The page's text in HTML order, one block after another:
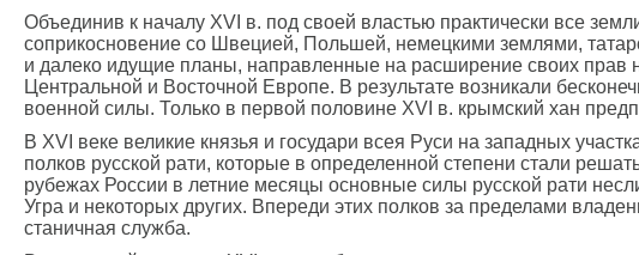
Объединив к началу XVI в. под своей властью практически все
соприкосновение со Швецией, Польшей, немецкими землями,
и далеко идущие планы, направленные на расширение своих прав
Центральной и Восточной Европе. В результате возникали
военной силы. Только в первой половине XVI в. крымский хан
В ХVI веке великие князья и государи всея Руси на западных
полков русской рати, которые в определенной степени стали
рубежах России в летние месяцы основные силы русской рати
Угра и некоторых других. Впереди этих полков за пределами
станичная служба.